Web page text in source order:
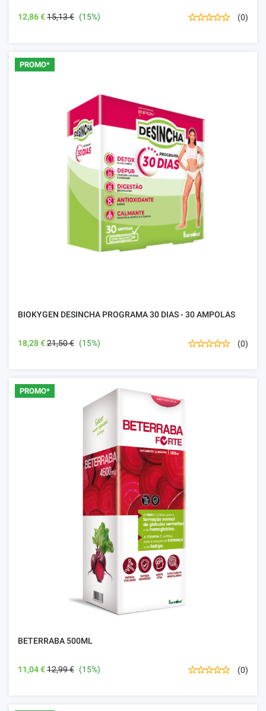
12,86 €15,13 € (15%) (0)
PROMO*
BIOKYGEN DESINCHA PROGRAMA 30 DIAS - 30 AMPOLAS
18,28 €21,50 € (15%) (0)
PROMO*
BETERRABA 500ML
11,04 €12,99 € (15%) (0)